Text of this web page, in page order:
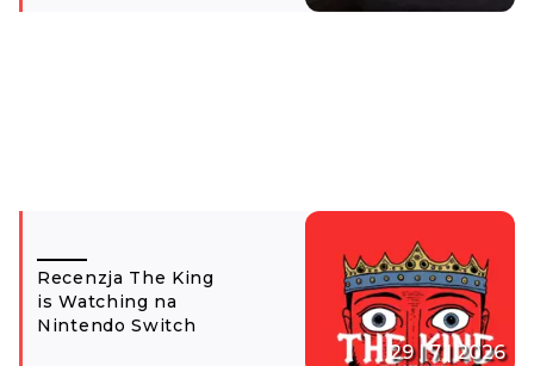
Recenzja The King
is Watching na
Nintendo Switch
29 | 7 | 2026